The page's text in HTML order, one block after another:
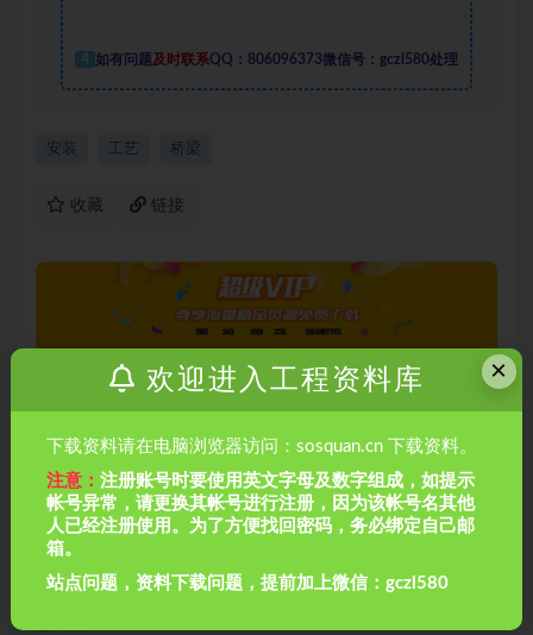
4 如有问题及时联系QQ：806096373微信号：gczl580处理
安装 工艺 桥梁
收藏 链接
上一篇
强弱电箱预制混凝土配块模具研制PPT共51页
下一篇
×
欢迎进入工程资料库
下载资料请在电脑浏览器访问：sosquan.cn 下载资料。
注意：注册账号时要使用英文字母及数字组成，如提示
帐号异常，请更换其帐号进行注册，因为该帐号名其他
人已经注册使用。为了方便找回密码，务必绑定自己邮
箱。
站点问题，资料下载问题，提前加上微信：gczl580